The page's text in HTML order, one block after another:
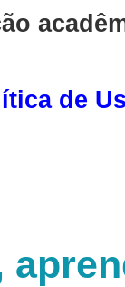
de